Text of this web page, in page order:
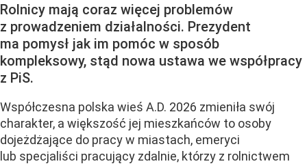
Rolnicy mają coraz więcej problemów
z prowadzeniem działalności. Prezydent
ma pomysł jak im pomóc w sposób
kompleksowy, stąd nowa ustawa we współpracy
z PiS.
Współczesna polska wieś A.D. 2026 zmieniła swój
charakter, a większość jej mieszkańców to osoby
dojeżdżające do pracy w miastach, emeryci
lub specjaliści pracujący zdalnie, którzy z rolnictwem